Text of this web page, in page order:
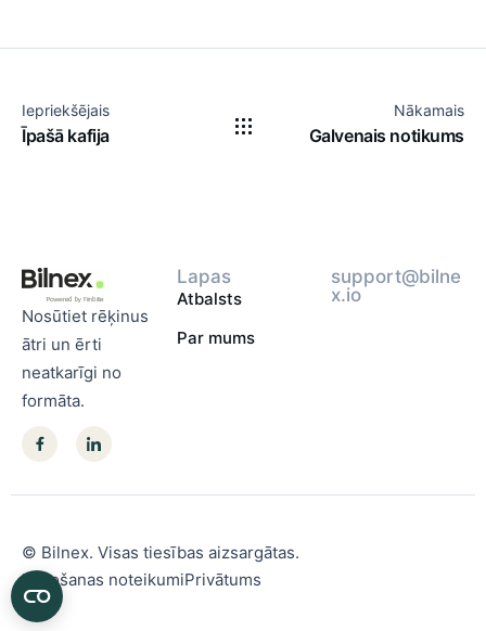
Iepriekšējais
Īpašā kafija
Nākamais
Galvenais notikums
Nosūtiet rēķinus
ātri un ērti
neatkarīgi no
formāta.
Lapas
Atbalsts
Par mums
support@bilne
x.io
© Bilnex. Visas tiesības aizsargātas.
Lietošanas noteikumiPrivātums